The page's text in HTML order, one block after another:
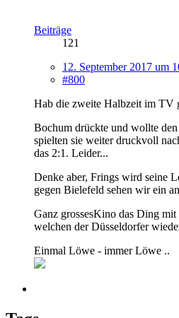
Beiträge
121
12. September 2017 um
#800
Hab die zweite Halbzeit im TV
Bochum drückte und wollte
spielten sie weiter druckvoll
das 2:1. Leider...
Denke aber, Frings wird seine
gegen Bielefeld sehen wir ein
Ganz grossesKino das Ding mit
welchen der Düsseldorfer
Einmal Löwe - immer Löwe ..